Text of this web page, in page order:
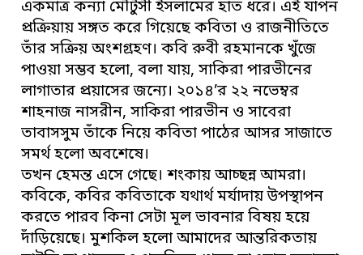
একমাত্র কন্যা মৌটুসী ইসলামের হাত ধরে। এই যাপন
প্রক্রিয়ায় সঙ্গত করে গিয়েছে কবিতা ও রাজনীতিতে
তাঁর সক্রিয় অংশগ্রহণ। কবি রুবী রহমানকে খুঁজে
পাওয়া সম্ভব হলো, বলা যায়, সাকিরা পারভীনের
লাগাতার প্রয়াসের জন্যে। ২০১৪’র ২২ নভেম্বর
শাহনাজ নাসরীন, সাকিরা পারভীন ও সাবেরা
তাবাসসুম তাঁকে নিয়ে কবিতা পাঠের আসর সাজাতে
সমর্থ হলো অবশেষে।
তখন হেমন্ত এসে গেছে। শংকায় আচ্ছন্ন আমরা।
কবিকে, কবির কবিতাকে যথার্থ মর্যাদায় উপস্থাপন
করতে পারব কিনা সেটা মূল ভাবনার বিষয় হয়ে
দাঁড়িয়েছে। মুশকিল হলো আমাদের আন্তরিকতায়